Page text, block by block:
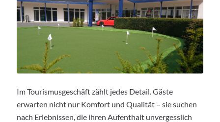
Im Tourismusgeschäft zählt jedes Detail. Gäste
erwarten nicht nur Komfort und Qualität – sie suchen
nach Erlebnissen, die ihren Aufenthalt unvergesslich